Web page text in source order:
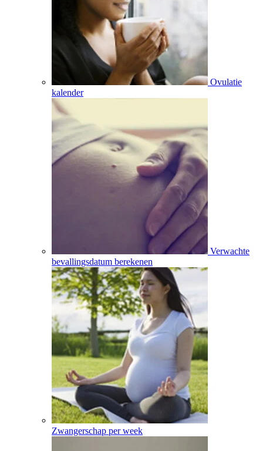
Ovulatie
kalender
Verwachte
bevallingsdatum berekenen
Zwangerschap per week